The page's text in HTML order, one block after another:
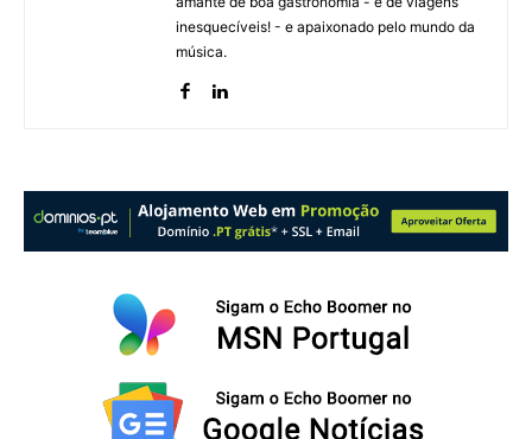
inesquecíveis! - e apaixonado pelo mundo da
música.